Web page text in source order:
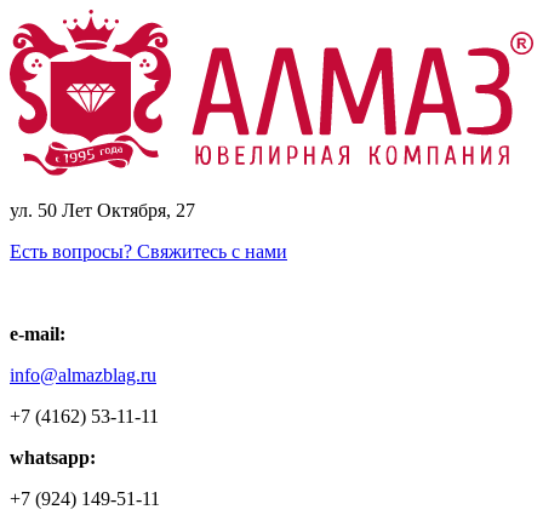
ул. 50 Лет Октября, 27
Есть вопросы? Свяжитесь с нами
e-mail:
info@almazblag.ru
+7 (4162) 53-11-11
whatsapp:
+7 (924) 149-51-11